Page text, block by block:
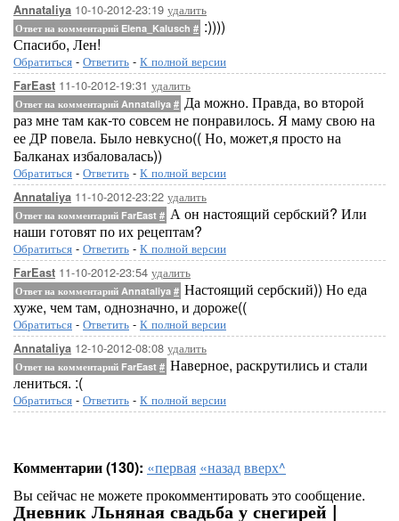
Annataliya 10-10-2012-23:19 удалить
Ответ на комментарий Elena_Kalusch # :))))
Спасибо, Лен!
Обратиться - Ответить - К полной версии
FarEast 11-10-2012-19:31 удалить
Ответ на комментарий Annataliya # Да можно. Правда, во второй
раз мне там как-то совсем не понравилось. Я маму свою на
ее ДР повела. Было невкусно(( Но, может,я просто на
Балканах избаловалась))
Обратиться - Ответить - К полной версии
Annataliya 11-10-2012-23:22 удалить
Ответ на комментарий FarEast # А он настоящий сербский? Или
наши готовят по их рецептам?
Обратиться - Ответить - К полной версии
FarEast 11-10-2012-23:54 удалить
Ответ на комментарий Annataliya # Настоящий сербский)) Но еда
хуже, чем там, однозначно, и дороже((
Обратиться - Ответить - К полной версии
Annataliya 12-10-2012-08:08 удалить
Ответ на комментарий FarEast # Наверное, раскрутились и стали
лениться. :(
Обратиться - Ответить - К полной версии
Комментарии (130): «первая «назадвверх^
Вы сейчас не можете прокомментировать это сообщение.
Дневник Льняная свадьба у снегирей |